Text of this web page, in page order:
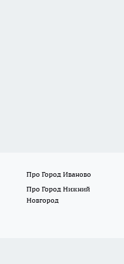
Про Город Иваново
Про Город Нижний
Новгород